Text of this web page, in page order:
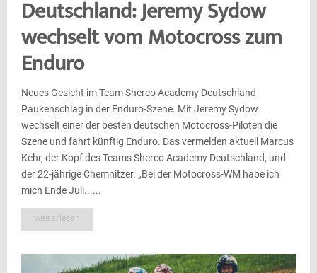
Deutschland: Jeremy Sydow
wechselt vom Motocross zum
Enduro
Neues Gesicht im Team Sherco Academy Deutschland
Paukenschlag in der Enduro-Szene. Mit Jeremy Sydow
wechselt einer der besten deutschen Motocross-Piloten die
Szene und fährt künftig Enduro. Das vermelden aktuell Marcus
Kehr, der Kopf des Teams Sherco Academy Deutschland, und
der 22-jährige Chemnitzer. „Bei der Motocross-WM habe ich
mich Ende Juli......
weiterlesen